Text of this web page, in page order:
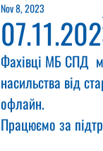
Nov 8, 2023
Фахівці МБ СПД
насильства від
офлайн.
Працюємо за